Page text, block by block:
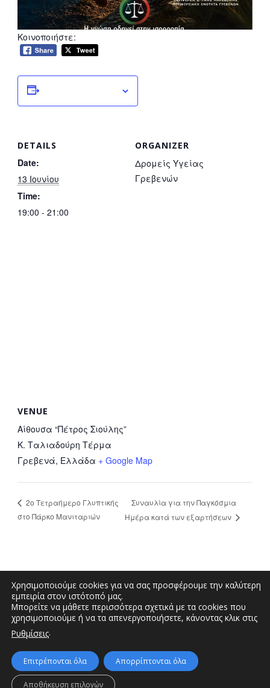
Κοινοποιήστε:
DETAILS
Date:
13 Ιουνίου
Time:
19:00 - 21:00
ORGANIZER
Δρομείς Υγείας
Γρεβενών
VENUE
Αίθουσα “Πέτρος Σιούλης”
Κ. Ταλιαδούρη Τέρμα
Γρεβενά, Ελλάδα + Google Map
2ο Τετραήμερο Γλυπτικής
στο Πάρκο Μανιταριών
Συναυλία για την Παγκόσμια
Ημέρα κατά των εξαρτήσεων
Διοικητήριο “Κώστας Ταλιαδούρης” |
Τηλέφωνο: 2462353333, 2462353370 | E-
© Διεύθυνση Διαφάνειας & Ηλεκτρονικής Διακυβέρνησης | Περιφερειακή
Χρησιμοποιούμε cookies για να σας προσφέρουμε την καλύτερη
εμπειρία στον ιστότοπό μας.
Μπορείτε να μάθετε περισσότερα σχετικά με τα cookies που
χρησιμοποιούμε ή να τα απενεργοποιήσετε, κάνοντας κλικ στις
Ρυθμίσεις.
Επιτρέπονται όλα Απορρίπτονται όλα
Αποθήκευση επιλογών